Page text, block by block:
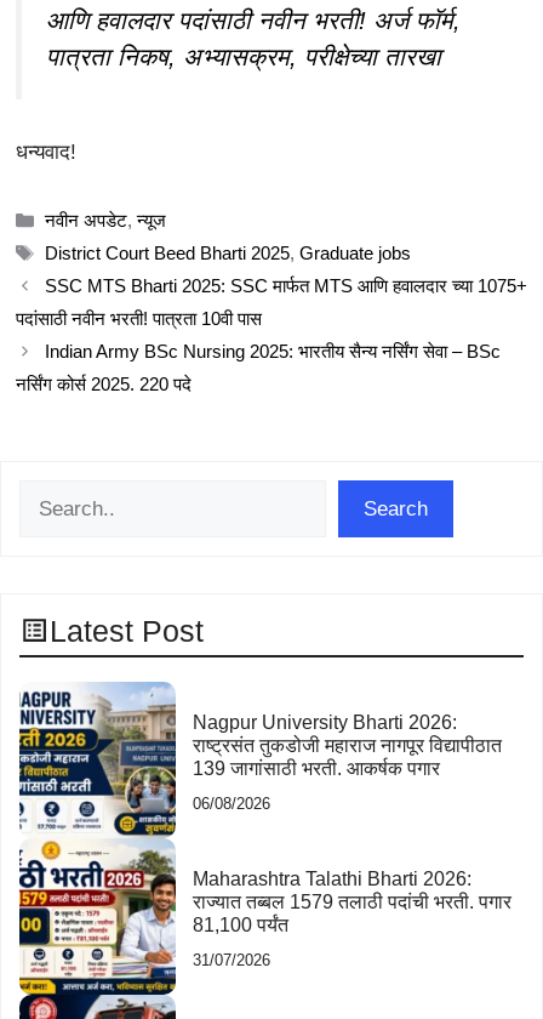
आणि हवालदार पदांसाठी नवीन भरती! अर्ज फॉर्म,
पात्रता निकष, अभ्यासक्रम, परीक्षेच्या तारखा
धन्यवाद!
Categories
नवीन अपडेट,न्यूज
Tags
District Court Beed Bharti 2025, Graduate jobs
SSC MTS Bharti 2025: SSC मार्फत MTS आणि हवालदार च्या 1075+
पदांसाठी नवीन भरती! पात्रता 10वी पास
Indian Army BSc Nursing 2025: भारतीय सैन्य नर्सिंग सेवा – BSc
नर्सिंग कोर्स 2025. 220 पदे
Search
Latest Post
Nagpur University Bharti 2026:
राष्ट्रसंत तुकडोजी महाराज नागपूर विद्यापीठात
139 जागांसाठी भरती. आकर्षक पगार
06/08/2026
Maharashtra Talathi Bharti 2026:
राज्यात तब्बल 1579 तलाठी पदांची भरती. पगार
81,100 पर्यंत
31/07/2026